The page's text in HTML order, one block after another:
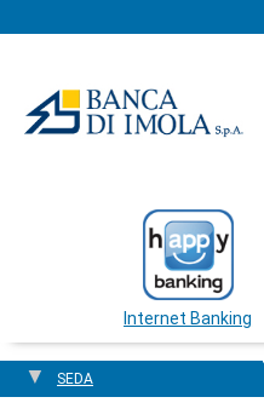
Internet Banking
SEDA